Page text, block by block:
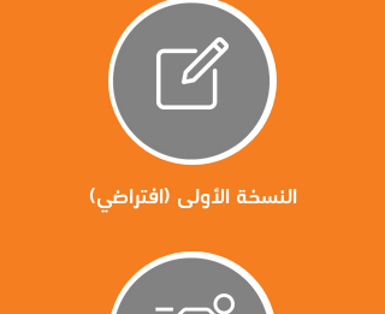
النسخة الأولى (افتراضي)